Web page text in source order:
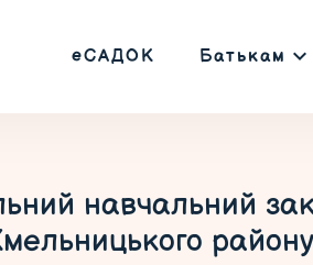
еСАДОК Батькам
навчальний